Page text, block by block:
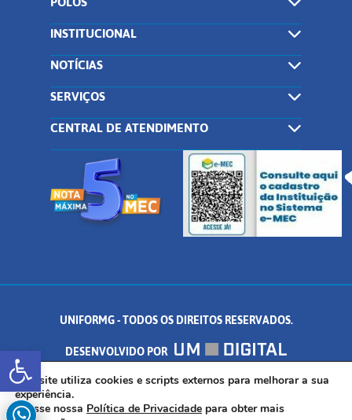
Abrir a barra de ferramentas
INSTITUCIONAL
NOTÍCIAS
SERVIÇOS
CENTRAL DE ATENDIMENTO
UNIFORMG - TODOS OS DIREITOS RESERVADOS.
DESENVOLVIDO POR
AV. DR. ARNALDO DE SENNA, 328 - PALMEIRAS, FORMIGA/MG - CEP:
35.574.530
Este site utiliza cookies e scripts externos para melhorar a sua
experiência.
Acesse nossa Política de Privacidade para obter mais